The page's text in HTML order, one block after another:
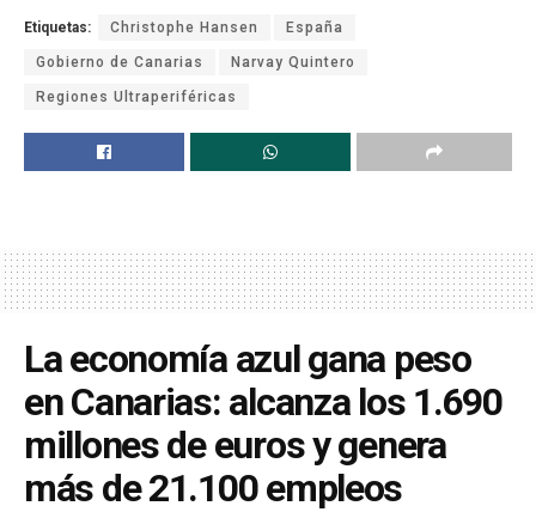
Etiquetas: Christophe Hansen España
Gobierno de Canarias Narvay Quintero
Regiones Ultraperiféricas
La economía azul gana peso
en Canarias: alcanza los 1.690
millones de euros y genera
más de 21.100 empleos